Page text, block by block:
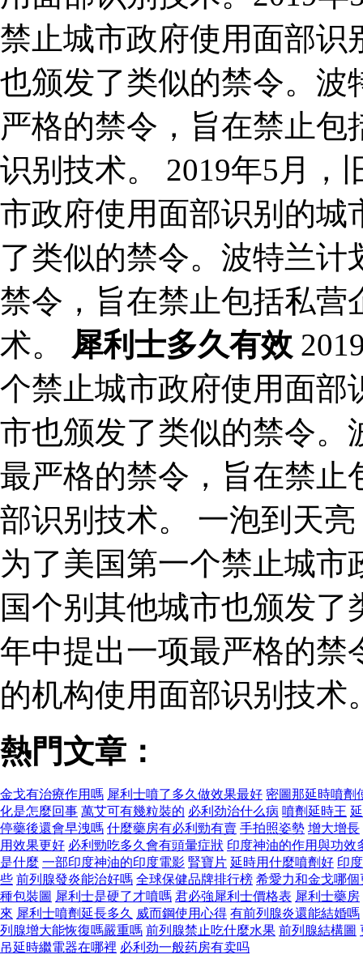
禁止城市政府使用面部识
也颁发了类似的禁令。波
严格的禁令，旨在禁止
识别技术。 2019年5月，
市政府使用面部识别的城
了类似的禁令。波特兰计
禁令，旨在禁止包括私营
术。 犀利士多久有效
个禁止城市政府使用面部
市也颁发了类似的禁令。
最严格的禁令，旨在禁止
部识别技术。 一泡到天亮
为了美国第一个禁止城
国个别其他城市也颁发了
年中提出一项最严格的禁
的机构使用面部识别技
熱門文章：
金戈有治療作用嗎 犀利士噴了多久做效果最好 密圖那延時噴劑
化是怎麼回事 萬艾可有幾粒裝的 必利劲治什么病 噴劑延時王
停藥後還會早洩嗎 什麼藥房有必利勁有賣 手拍照姿勢 增大增長
用效果更好 必利勁吃多久會有頭暈症狀 印度神油的作用與功效
是什麼 一部印度神油的印度電影 腎寶片 延時用什麼噴劑好 印
些 前列腺發炎能治好嗎 全球保健品牌排行榜 希愛力和金戈哪個
種包裝圖 犀利士是硬了才噴嗎 君必強犀利士價格表 犀利士藥房
來 犀利士噴劑延長多久 威而鋼使用心得 有前列腺炎還能結婚嗎
列腺增大能恢復嗎嚴重嗎 前列腺禁止吃什麼水果 前列腺結構圖
吊延時繼電器在哪裡 必利劲一般药房有卖吗